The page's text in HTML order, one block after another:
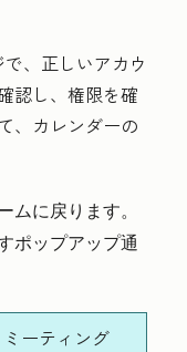
、正しいアカウ
認し、権限を確
、カレンダーの
ムに戻ります。
ポップアップ通
ーティング